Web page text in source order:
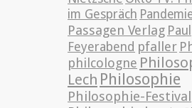
im Gespräch
Passagen Verlag Paul
Feyerabend pfaller
philcologne
Lech Philosophie
Philosophie-Festival